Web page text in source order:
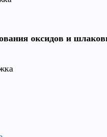
оксидов и